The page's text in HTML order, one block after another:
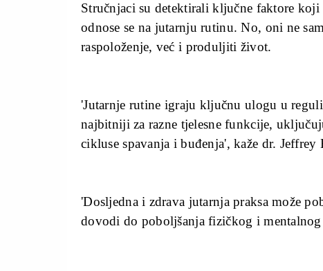
Stručnjaci su detektirali ključne faktore
odnose se na jutarnju rutinu. No, oni ne
raspoloženje, već i produljiti život.
'Jutarnje rutine igraju ključnu ulogu u
najbitniji za razne tjelesne funkcije,
cikluse spavanja i buđenja', kaže dr. Jeffrey
'Dosljedna i zdrava jutarnja praksa može
dovodi do poboljšanja fizičkog i